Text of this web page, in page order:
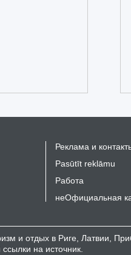
Реклама и
Pasūtīt reklāmu
Работа
неОфициальная
и отдых в Риге, Латвии,
на источник.